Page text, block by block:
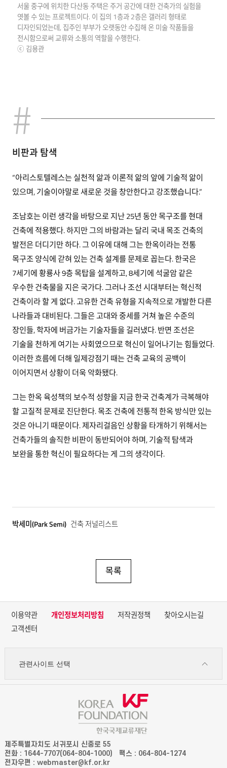
서울 중구에 위치한 다산동 주택은 주거 공간에 대한 건축가의 실험을
엿볼 수 있는 프로젝트이다. 이 집의 1층과 2층은 갤러리 형태로
디자인되었는데, 집주인 부부가 오랫동안 수집해 온 미술 작품들을
전시함으로써 교류와 소통의 역할을 수행한다.
ⓒ 김용관
비판과 탐색
“아리스토텔레스는 실천적 앎과 이론적 앎의 앞에 기술적 앎이
있으며, 기술이야말로 새로운 것을 창안한다고 강조했습니다.”
조남호는 이런 생각을 바탕으로 지난 25년 동안 목구조를 현대
건축에 적용했다. 하지만 그의 바람과는 달리 국내 목조 건축의
발전은 더디기만 하다. 그 이유에 대해 그는 한옥이라는 전통
목구조 양식에 갇혀 있는 건축 설계를 문제로 꼽는다. 한국은
7세기에 황룡사 9층 목탑을 설계하고, 8세기에 석굴암 같은
우수한 건축물을 지은 국가다. 그러나 조선 시대부터는 혁신적
건축이라 할 게 없다. 고유한 건축 유형을 지속적으로 개발한 다른
나라들과 대비된다. 그들은 고대와 중세를 거쳐 높은 수준의
장인들, 학자에 버금가는 기술자들을 길러냈다. 반면 조선은
기술을 천하게 여기는 사회였으므로 혁신이 일어나기는 힘들었다.
이러한 흐름에 더해 일제강점기 때는 건축 교육의 공백이
이어지면서 상황이 더욱 악화됐다.
그는 한옥 육성책의 보수적 성향을 지금 한국 건축계가 극복해야
할 고질적 문제로 진단한다. 목조 건축에 전통적 한옥 방식만 있는
것은 아니기 때문이다. 제자리걸음인 상황을 타개하기 위해서는
건축가들의 솔직한 비판이 동반되어야 하며, 기술적 탐색과
보완을 통한 혁신이 필요하다는 게 그의 생각이다.
박세미(Park Semi) 건축 저널리스트
목록
이용약관 개인정보처리방침 저작권정책
찾아오시는길
고객센터
관련사이트 선택
제주특별자치도 서귀포시 신중로 55
전화 : 1644-7707(064-804-1000)
팩스 : 064-804-1274
전자우편 : webmaster@kf.or.kr